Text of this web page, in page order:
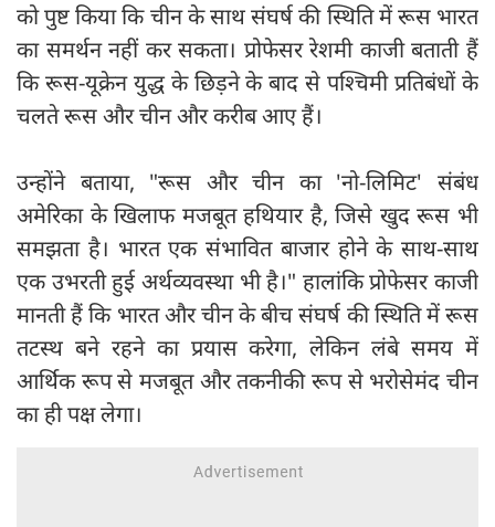
को पुष्ट किया कि चीन के साथ संघर्ष की स्थिति में रूस भारत
का समर्थन नहीं कर सकता। प्रोफेसर रेशमी काजी बताती हैं
कि रूस-यूक्रेन युद्ध के छिड़ने के बाद से पश्चिमी प्रतिबंधों के
चलते रूस और चीन और करीब आए हैं।
उन्होंने बताया, "रूस और चीन का 'नो-लिमिट' संबंध
अमेरिका के खिलाफ मजबूत हथियार है, जिसे खुद रूस भी
समझता है। भारत एक संभावित बाजार होने के साथ-साथ
एक उभरती हुई अर्थव्यवस्था भी है।" हालांकि प्रोफेसर काजी
मानती हैं कि भारत और चीन के बीच संघर्ष की स्थिति में रूस
तटस्थ बने रहने का प्रयास करेगा, लेकिन लंबे समय में
आर्थिक रूप से मजबूत और तकनीकी रूप से भरोसेमंद चीन
का ही पक्ष लेगा।